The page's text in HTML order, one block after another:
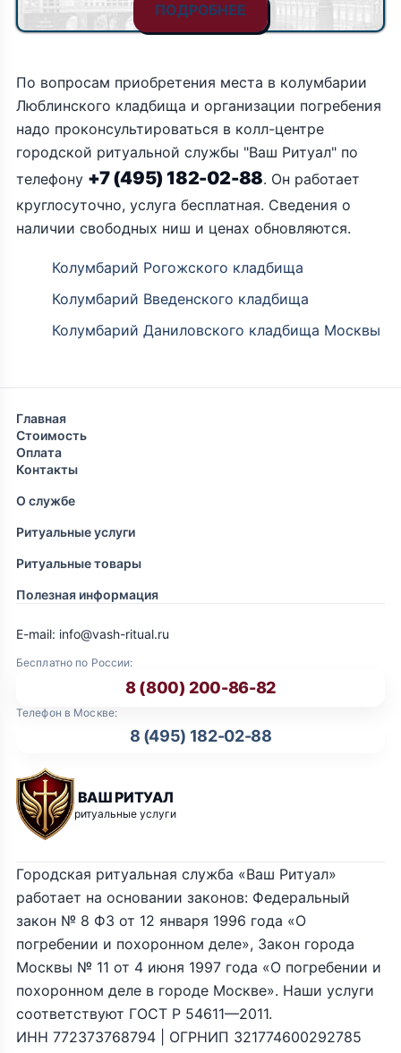
ПОДРОБНЕЕ
По вопросам приобретения места в колумбарии
Люблинского кладбища и организации погребения
надо проконсультироваться в колл-центре
городской ритуальной службы "Ваш Ритуал" по
телефону +7 (495) 182-02-88. Он работает
круглосуточно, услуга бесплатная. Сведения о
наличии свободных ниш и ценах обновляются.
Колумбарий Рогожского кладбища
Колумбарий Введенского кладбища
Колумбарий Даниловского кладбища Москвы
Главная
Стоимость
Оплата
Контакты
О службе
Ритуальные услуги
Ритуальные товары
Полезная информация
ВАШ РИТУАЛ
ритуальные услуги
Бесплатно по России:
8 (800) 200-86-82
Телефон в Москве:
8 (495) 182-02-88
E-mail: info@vash-ritual.ru
Городская ритуальная служба «Ваш Ритуал»
работает на основании законов: Федеральный
закон № 8 ФЗ от 12 января 1996 года «О
погребении и похоронном деле», Закон города
Москвы № 11 от 4 июня 1997 года «О погребении и
похоронном деле в городе Москве». Наши услуги
соответствуют ГОСТ Р 54611—2011.
ИНН 772373768794 | ОГРНИП 321774600292785